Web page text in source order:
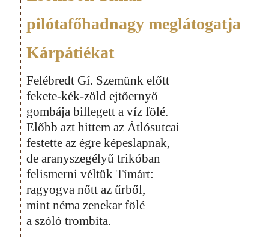
pilótafőhadnagy meglátogatja
Kárpátiékat
Felébredt Gí. Szemünk előtt
fekete-kék-zöld ejtőernyő
gombája billegett a víz fölé.
Előbb azt hittem az Átlósutcai
festette az égre képeslapnak,
de aranyszegélyű trikóban
felismerni véltük Tímárt:
ragyogva nőtt az űrből,
mint néma zenekar fölé
a szóló trombita.